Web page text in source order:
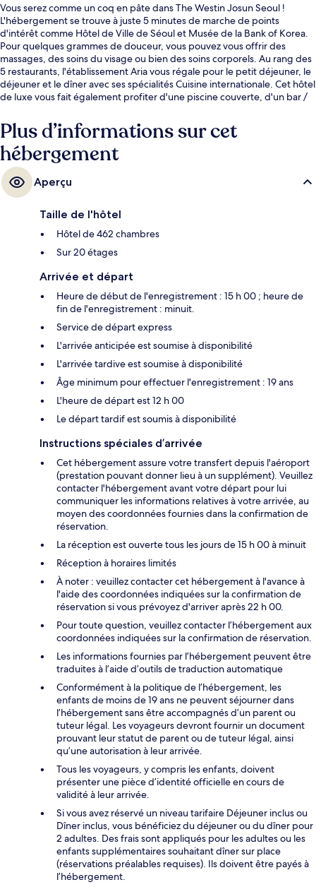
Vous serez comme un coq en pâte dans The Westin Josun Seoul !
L'hébergement se trouve à juste 5 minutes de marche de points
d'intérêt comme Hôtel de Ville de Séoul et Musée de la Bank of Korea.
Pour quelques grammes de douceur, vous pouvez vous offrir des
massages, des soins du visage ou bien des soins corporels. Au rang des
5 restaurants, l'établissement Aria vous régale pour le petit déjeuner, le
déjeuner et le dîner avec ses spécialités Cuisine internationale. Cet hôtel
de luxe vous fait également profiter d'une piscine couverte, d'un bar /
tarissent pas d'éloges en ce qui concerne le personnel attentionné et
l'emplacement. L'hébergement se situe à une très courte distance à
pied des transports publics : Station Euljiro 1-ga se trouve à 3 min et
Shichong, à 3 min.
Plus d’informations sur cet
hébergement
Aperçu
Taille de l'hôtel
Hôtel de 462 chambres
Sur 20 étages
Arrivée et départ
Heure de début de l'enregistrement : 15 h 00 ; heure de
fin de l'enregistrement : minuit.
Service de départ express
L'arrivée anticipée est soumise à disponibilité
L'arrivée tardive est soumise à disponibilité
Âge minimum pour effectuer l'enregistrement : 19 ans
L'heure de départ est 12 h 00
Le départ tardif est soumis à disponibilité
Instructions spéciales d’arrivée
Cet hébergement assure votre transfert depuis l'aéroport
(prestation pouvant donner lieu à un supplément). Veuillez
contacter l'hébergement avant votre départ pour lui
communiquer les informations relatives à votre arrivée, au
moyen des coordonnées fournies dans la confirmation de
réservation.
La réception est ouverte tous les jours de 15 h 00 à minuit
Réception à horaires limités
À noter : veuillez contacter cet hébergement à l'avance à
l'aide des coordonnées indiquées sur la confirmation de
réservation si vous prévoyez d'arriver après 22 h 00.
Pour toute question, veuillez contacter l’hébergement aux
coordonnées indiquées sur la confirmation de réservation.
Les informations fournies par l’hébergement peuvent être
traduites à l’aide d’outils de traduction automatique
Conformément à la politique de l’hébergement, les
enfants de moins de 19 ans ne peuvent séjourner dans
l’hébergement sans être accompagnés d’un parent ou
tuteur légal. Les voyageurs devront fournir un document
prouvant leur statut de parent ou de tuteur légal, ainsi
qu’une autorisation à leur arrivée.
Tous les voyageurs, y compris les enfants, doivent
présenter une pièce d’identité officielle en cours de
validité à leur arrivée.
Si vous avez réservé un niveau tarifaire Déjeuner inclus ou
Dîner inclus, vous bénéficiez du déjeuner ou du dîner pour
2 adultes. Des frais sont appliqués pour les adultes ou les
enfants supplémentaires souhaitant dîner sur place
(réservations préalables requises). Ils doivent être payés à
l’hébergement.